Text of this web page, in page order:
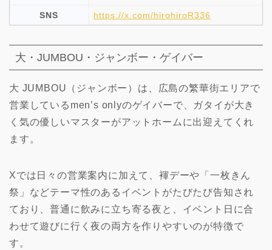
SNS https://x.com/hirohiroR336
大・JUMBOU・ジャンボー・ゲイバー
大 JUMBOU（ジャンボー）は、広島の繁華街エリアで
営業しているmen’s onlyのゲイバーで、ガタイが大き
く気の優しいマスターがアットホームに出迎えてくれ
ます。
Xでは日々の営業案内に加えて、褌デーや「一枚きん
祭」などテーマ性のあるイベントがたびたび告知され
ており、普通に飲みに立ち寄る夜と、イベント日に合
わせて遊びに行く夜の両方を作りやすいのが特徴で
す。